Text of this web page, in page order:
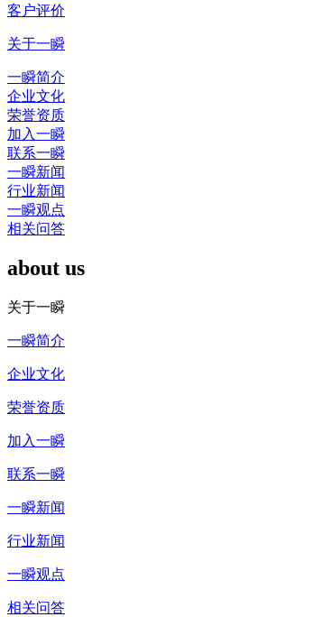
客户评价
关于一瞬
一瞬简介
企业文化
荣誉资质
加入一瞬
联系一瞬
一瞬新闻
行业新闻
一瞬观点
相关问答
about us
关于一瞬
一瞬简介
企业文化
荣誉资质
加入一瞬
联系一瞬
一瞬新闻
行业新闻
一瞬观点
相关问答